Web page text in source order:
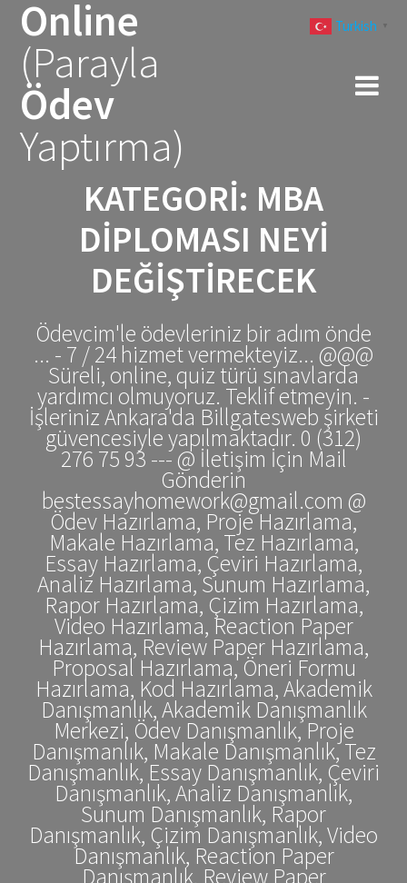
Online
(Parayla
Ödev
Yaptırma)
KATEGORI: MBA
DIPLOMASI NEYI
DEĞIŞTIRECEK
Ödevcim'le ödevleriniz bir adım önde
... - 7 / 24 hizmet vermekteyiz... @@@
Süreli, online, quiz türü sınavlarda
yardımcı olmuyoruz. Teklif etmeyin. -
İşleriniz Ankara'da Billgatesweb şirketi
güvencesiyle yapılmaktadır. 0 (312)
276 75 93 --- @ İletişim İçin Mail
Gönderin
bestessayhomework@gmail.com @
Ödev Hazırlama, Proje Hazırlama,
Makale Hazırlama, Tez Hazırlama,
Essay Hazırlama, Çeviri Hazırlama,
Analiz Hazırlama, Sunum Hazırlama,
Rapor Hazırlama, Çizim Hazırlama,
Video Hazırlama, Reaction Paper
Hazırlama, Review Paper Hazırlama,
Proposal Hazırlama, Öneri Formu
Hazırlama, Kod Hazırlama, Akademik
Danışmanlık, Akademik Danışmanlık
Merkezi, Ödev Danışmanlık, Proje
Danışmanlık, Makale Danışmanlık, Tez
Danışmanlık, Essay Danışmanlık, Çeviri
Danışmanlık, Analiz Danışmanlık,
Sunum Danışmanlık, Rapor
Danışmanlık, Çizim Danışmanlık, Video
Danışmanlık, Reaction Paper
Danışmanlık, Review Paper
Turkish ▼